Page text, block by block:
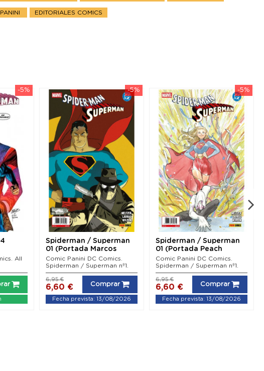
EDITORIALES COMICS
-5%
All
-5%
Spiderman / Superman
01 (Portada Marcos
Martín)
Comic Panini DC Comics.
Spiderman / Superman nº1.
6,60 €
6,95 €
Comprar
Fecha prevista: 13/08/2026
-5%
Spiderman / Superman
01 (Portada Peach
Momoko)
Comic Panini DC Comics.
Spiderman / Superman nº1.
6,60 €
6,95 €
Comprar
Fecha prevista: 13/08/2026